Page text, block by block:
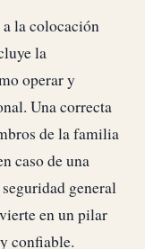
la colocación
la
operar y
Una correcta
de la familia
caso de una
general
en un pilar
confiable.